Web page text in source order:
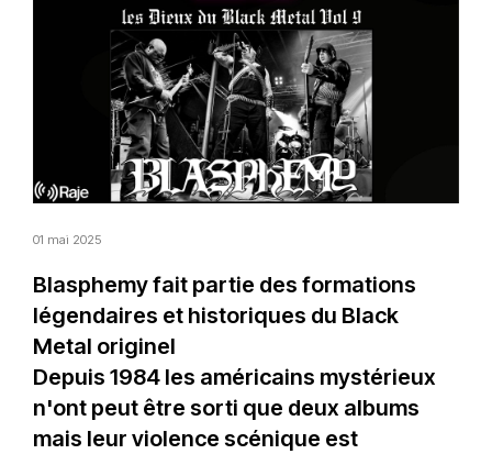
01 mai 2025
Blasphemy fait partie des formations
légendaires et historiques du Black
Metal originel
Depuis 1984 les américains mystérieux
n'ont peut être sorti que deux albums
mais leur violence scénique est